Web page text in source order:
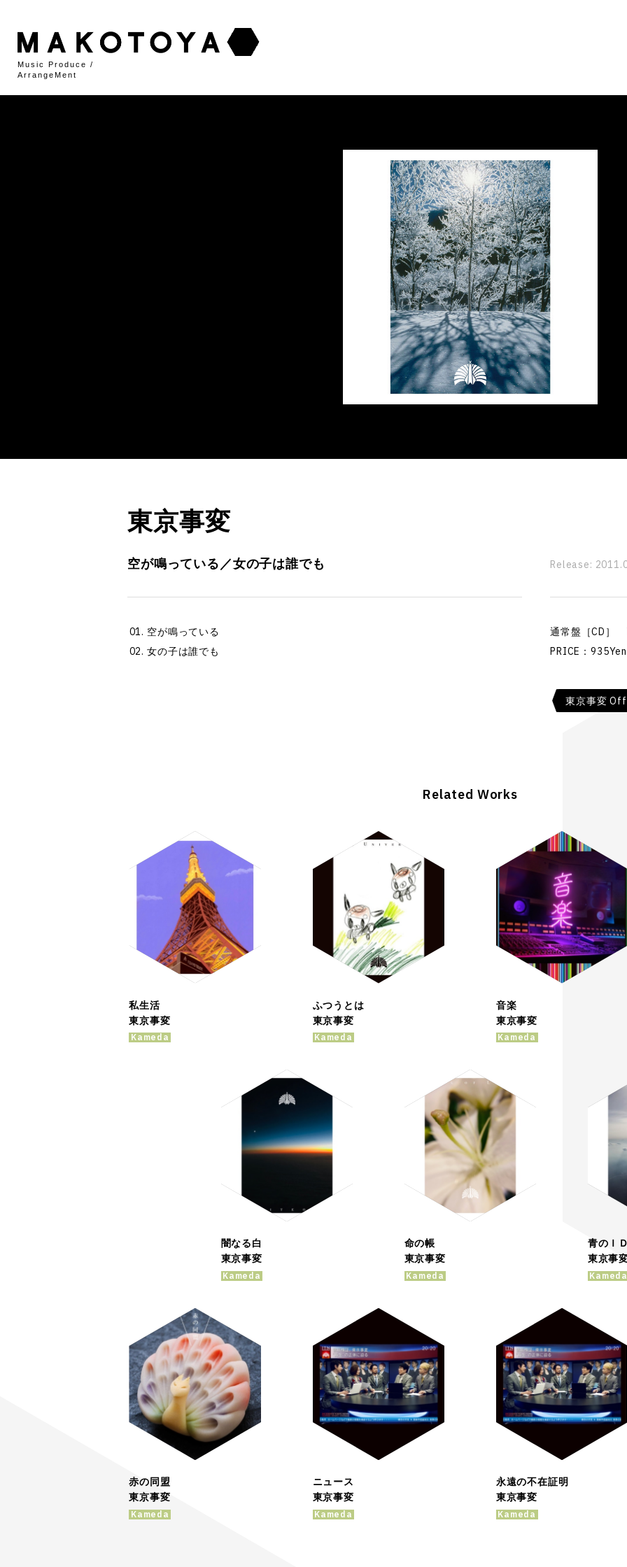
東京事変
空が鳴っている／女の子は誰でも Release:
空が鳴っている
女の子は誰でも
通常盤［CD］
PRICE：
東京事変
Related Works
私生活
東京事変
Kameda
ふつうとは
東京事変
Kameda
音楽
東京事変
Kameda
闇なる白
東京事変
Kameda
命の帳
東京事変
Kameda
青のＩＤ
東京事
Kameda
赤の同盟
東京事変
Kameda
ニュース
東京事変
Kameda
永遠の不在証明
東京事変
Kameda